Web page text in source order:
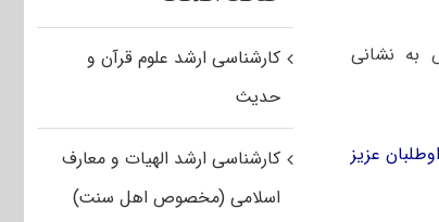
به نشانی
عزیز
کارشناسی ارشد علوم قرآن و
حدیث
کارشناسی ارشد الهیات و معارف
اسلامی (مخصوص اهل سنت)